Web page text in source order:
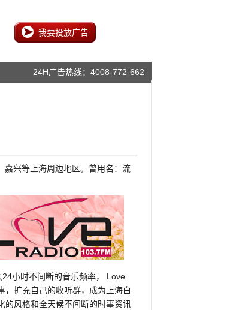
我要投放广告
24H广告热线：4008-772-662
兴等上海周边地区。曾用名：流
小时不间断的音乐频率， Love
扩充自己的收听群，成为上海白
的风格和全天候不间断的时事资讯